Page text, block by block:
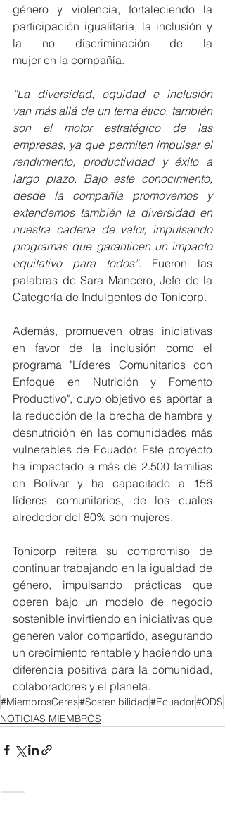
género y violencia, fortaleciendo la
participación igualitaria, la inclusión y
la no discriminación de la
mujer en la compañía.
“La diversidad, equidad e inclusión
van más allá de un tema ético, también
son el motor estratégico de las
empresas, ya que permiten impulsar el
rendimiento, productividad y éxito a
largo plazo. Bajo este conocimiento,
desde la compañía promovemos y
extendemos también la diversidad en
nuestra cadena de valor, impulsando
programas que garanticen un impacto
equitativo para todos”. Fueron las
palabras de Sara Mancero, Jefe de la
Categoría de Indulgentes de Tonicorp.
Además, promueven otras iniciativas
en favor de la inclusión como el
programa "Líderes Comunitarios con
Enfoque en Nutrición y Fomento
Productivo", cuyo objetivo es aportar a
la reducción de la brecha de hambre y
desnutrición en las comunidades más
vulnerables de Ecuador. Este proyecto
ha impactado a más de 2.500 familias
en Bolívar y ha capacitado a 156
líderes comunitarios, de los cuales
alrededor del 80% son mujeres.
Tonicorp reitera su compromiso de
continuar trabajando en la igualdad de
género, impulsando prácticas que
operen bajo un modelo de negocio
sostenible invirtiendo en iniciativas que
generen valor compartido, asegurando
un crecimiento rentable y haciendo una
diferencia positiva para la comunidad,
colaboradores y el planeta.
#MiembrosCeres#Sostenibilidad#Ecuador#ODS
NOTICIAS MIEMBROS